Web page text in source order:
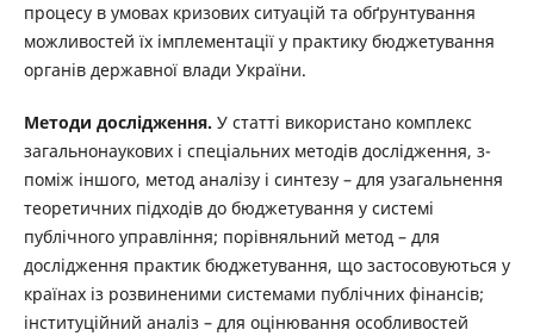
процесу в умовах кризових ситуацій та обґрунтування
можливостей їх імплементації у практику бюджетування
органів державної влади України.
Методи дослідження. У статті використано комплекс
загальнонаукових і спеціальних методів дослідження, з-
поміж іншого, метод аналізу і синтезу – для узагальнення
теоретичних підходів до бюджетування у системі
публічного управління; порівняльний метод – для
дослідження практик бюджетування, що застосовуються у
країнах із розвиненими системами публічних фінансів;
інституційний аналіз – для оцінювання особливостей